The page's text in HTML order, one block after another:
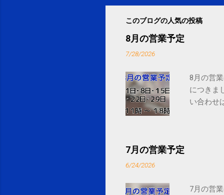
このブログの人気の投稿
8月の営業予定
7/28/2026
8月の営
につきま
い合わせ
7月の営業予定
6/24/2026
7月の営